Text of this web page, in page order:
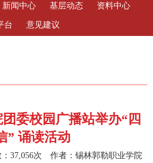
新闻中心 基层动态 资料中心
台 意见建议
委校园广播站举办“四
” 诵读活动
37,056次 作者：锡林郭勒职业学院